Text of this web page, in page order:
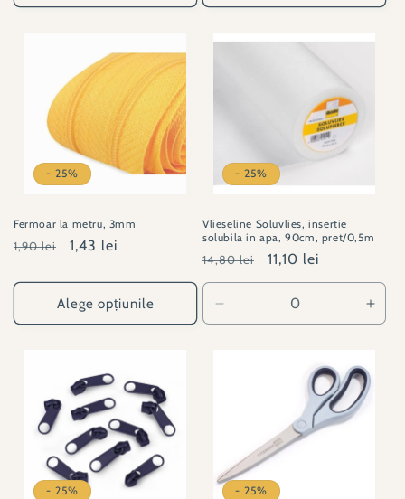
- 25%
Fermoar la metru, 3mm
Preț
1,90 lei
Preț
1,43 lei
Alege opțiunile
- 25%
Vlieseline Soluvlies, insertie
solubila in apa, 90cm, pret/0,5m
Preț
obișnuit
14,80 lei
Preț
redus
11,10 lei
cantitatea
- 25% - 25%